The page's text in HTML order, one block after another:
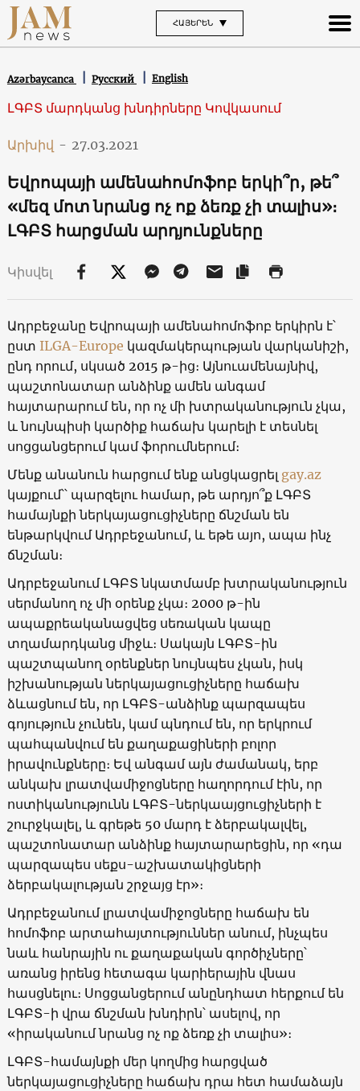
ՀԱՅԵՐԵՆ
Azərbaycanca Русский English
ԼԳԲՏ մարդկանց խնդիրները Կովկասում
Արխիվ - 27.03.2021
Եվրոպայի ամենահոմոֆոբ երկի՞ր, թե՞
«մեզ մոտ նրանց ոչ ոք ձեռք չի տալիս»։
ԼԳԲՏ հարցման արդյունքները
Կիսվել
Ադրբեջանը Եվրոպայի ամենահոմոֆոբ երկիրն է՝
ըստ ILGA-Europe կազմակերպության վարկանիշի,
ընդ որում, սկսած 2015 թ-ից։ Այնուամենայնիվ,
պաշտոնատար անձինք ամեն անգամ
հայտարարում են, որ ոչ մի խտրականություն չկա,
և նույնպիսի կարծիք հաճախ կարելի է տեսնել
սոցցանցերում կամ ֆորումներում։
Մենք անանուն հարցում ենք անցկացրել gay.az
կայքում՝՝ պարզելու համար, թե արդյո՞ք ԼԳԲՏ
համայնքի ներկայացուցիչները ճնշման են
ենթարկվում Ադրբեջանում, և եթե այո, ապա ինչ
ճնշման։
Ադրբեջանում ԼԳԲՏ նկատմամբ խտրականություն
սերմանող ոչ մի օրենք չկա։ 2000 թ-ին
ապաքրեականացվեց սեռական կապը
տղամարդկանց միջև։ Սակայն ԼԳԲՏ-ին
պաշտպանող օրենքներ նույնպես չկան, իսկ
իշխանության ներկայացուցիչները հաճախ
ձևացնում են, որ ԼԳԲՏ-անձինք պարզապես
գոյություն չունեն, կամ պնդում են, որ երկրում
պահպանվում են քաղաքացիների բոլոր
իրավունքները։ Եվ անգամ այն ժամանակ, երբ
անկախ լրատվամիջոցները հաղորդում էին, որ
ոստիկանությունն ԼԳԲՏ-ներկաայցուցիչների է
շուրջկալել, և գրեթե 50 մարդ է ձերբակալվել,
պաշտոնատար անձինք հայտարարեցին, որ «դա
պարզապես սեքս-աշխատակիցների
ձերբակալության շրջայց էր»։
Ադրբեջանում լրատվամիջոցները հաճախ են
հոմոֆոբ արտահայտություններ անում, ինչպես
նաև հանրային ու քաղաքական գործիչները՝
առանց իրենց հետագա կարիերային վնաս
հասցնելու։ Սոցցանցերում անընդհատ հերքում են
ԼԳԲՏ-ի վրա ճնշման խնդիրն՝ ասելով, որ
«իրականում նրանց ոչ ոք ձեռք չի տալիս»։
ԼԳԲՏ-համայնքի մեր կողմից հարցված
ներկայացուցիչները հաճախ դրա հետ համաձայն